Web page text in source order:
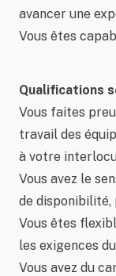
avancer une
Vous êtes
Qualifications
Vous faites
travail des
à votre
Vous avez le
de disponibilité,
Vous êtes
les exigences
Vous avez du